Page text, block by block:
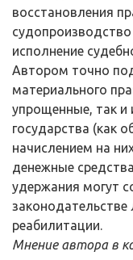
восстановления
исполнение
Автором точно
материального
упрощенные, так и
государства (как
начислением на
денежные
удержания могут
реабилитации.
Мнение автора в